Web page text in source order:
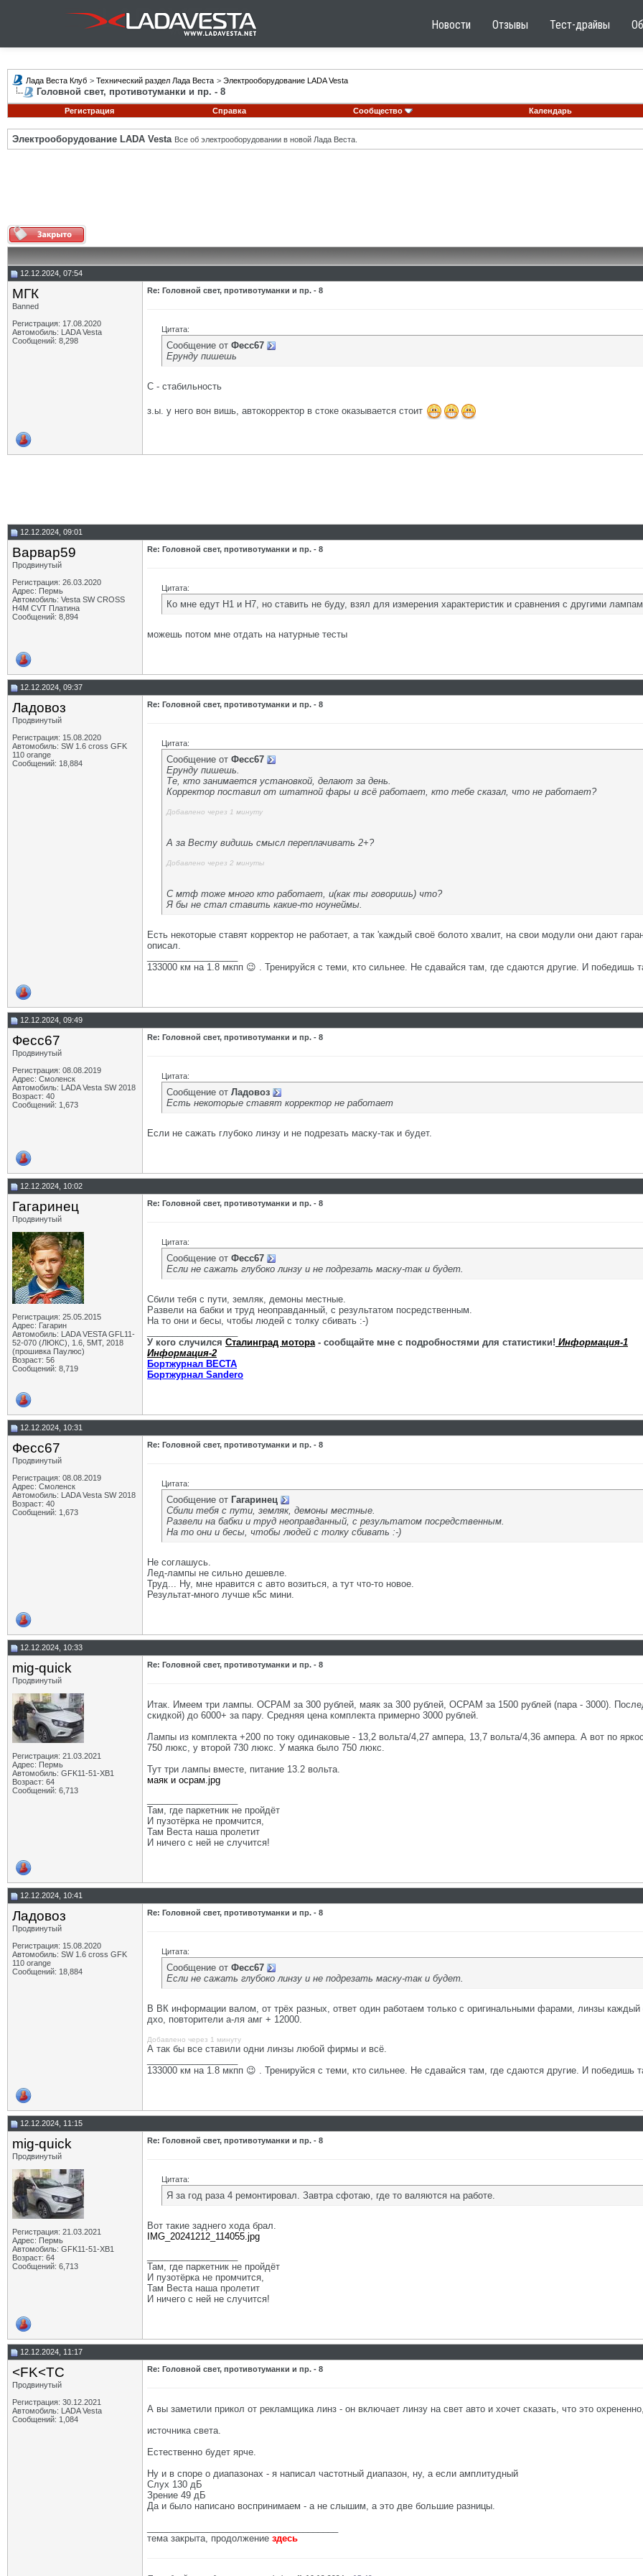
Новости Отзывы Тест-драйвы
Лада Веста Клуб > Технический раздел Лада Веста > Электрооборудование LADA Vesta
Головной свет, противотуманки и пр. - 8
Регистрация
Справка Сообщество Календарь
Электрооборудование LADA Vesta Все об электрооборудовании в новой Лада Веста.
12.12.2024, 07:54
МГК
Banned
Регистрация: 17.08.2020
Автомобиль: LADA Vesta
Сообщений: 8,298
Re: Головной свет, противотуманки и пр. - 8
Цитата:
Сообщение от Фесс67
Ерунду пишешь
С - стабильность
з.ы. у него вон вишь, автокорректор в стоке оказывается стоит
12.12.2024, 09:01
Варвар59
Продвинутый
Регистрация: 26.03.2020
Адрес: Пермь
Автомобиль: Vesta SW CROSS
H4M CVT Платина
Сообщений: 8,894
Re: Головной свет, противотуманки и пр. - 8
Цитата:
Ко мне едут Н1 и Н7, но ставить не буду, взял для измерения характеристик и сравнения с другими
можешь потом мне отдать на натурные тесты
12.12.2024, 09:37
Ладовоз
Продвинутый
Регистрация: 15.08.2020
Автомобиль: SW 1.6 cross GFK
110 orange
Сообщений: 18,884
Re: Головной свет, противотуманки и пр. - 8
Цитата:
Сообщение от Фесс67
Ерунду пишешь.
Те, кто занимается установкой, делают за день.
Корректор поставил от штатной фары и всё работает, кто тебе сказал, что не работает?
Добавлено через 1 минуту
А за Весту видишь смысл переплачивать 2+?
Добавлено через 2 минуты
С мтф тоже много кто работает, и(как ты говоришь) что?
Я бы не стал ставить какие-то ноунеймы.
Есть некоторые ставят корректор не работает, а так 'каждый своё болото хвалит, на свои модули они дают
описал.
133000 км на 1.8 мкпп 😉 . Тренируйся с теми, кто сильнее. Не сдавайся там, где сдаются другие. И победишь
12.12.2024, 09:49
Фесс67
Продвинутый
Регистрация: 08.08.2019
Адрес: Смоленск
Автомобиль: LADA Vesta SW 2018
Возраст: 40
Сообщений: 1,673
Re: Головной свет, противотуманки и пр. - 8
Цитата:
Сообщение от Ладовоз
Есть некоторые ставят корректор не работает
Если не сажать глубоко линзу и не подрезать маску-так и будет.
12.12.2024, 10:02
Гагаринец
Продвинутый
Регистрация: 25.05.2015
Адрес: Гагарин
Автомобиль: LADA VESTA GFL11-
52-070 (ЛЮКС), 1.6, 5МТ, 2018
(прошивка Паулюс)
Возраст: 56
Сообщений: 8,719
Re: Головной свет, противотуманки и пр. - 8
Цитата:
Сообщение от Фесс67
Если не сажать глубоко линзу и не подрезать маску-так и будет.
Сбили тебя с пути, земляк, демоны местные.
Развели на бабки и труд неоправданный, с результатом посредственным.
На то они и бесы, чтобы людей с толку сбивать :-)
У кого случился Сталинград мотора- сообщайте мне с подробностями для статистики! Информация-1
Информация-2
Бортжурнал ВЕСТА
Бортжурнал Sandero
12.12.2024, 10:31
Фесс67
Продвинутый
Регистрация: 08.08.2019
Адрес: Смоленск
Автомобиль: LADA Vesta SW 2018
Возраст: 40
Сообщений: 1,673
Re: Головной свет, противотуманки и пр. - 8
Цитата:
Сообщение от Гагаринец
Сбили тебя с пути, земляк, демоны местные.
Развели на бабки и труд неоправданный, с результатом посредственным.
На то они и бесы, чтобы людей с толку сбивать :-)
Не соглашусь.
Лед-лампы не сильно дешевле.
Труд... Ну, мне нравится с авто возиться, а тут что-то новое.
Результат-много лучше к5с мини.
12.12.2024, 10:33
mig-quick
Продвинутый
Регистрация: 21.03.2021
Адрес: Пермь
Автомобиль: GFK11-51-ХВ1
Возраст: 64
Сообщений: 6,713
Re: Головной свет, противотуманки и пр. - 8
Итак. Имеем три лампы. ОСРАМ за 300 рублей, маяк за 300 рублей, ОСРАМ за 1500 рублей (пара - 3000).
скидкой) до 6000+ за пару. Средняя цена комплекта примерно 3000 рублей.
Лампы из комплекта +200 по току одинаковые - 13,2 вольта/4,27 ампера, 13,7 вольта/4,36 ампера. А вот по
750 люкс, у второй 730 люкс. У маяка было 750 люкс.
Тут три лампы вместе, питание 13.2 вольта.
маяк и осрам.jpg
Там, где паркетник не пройдёт
И пузотёрка не промчится,
Там Веста наша пролетит
И ничего с ней не случится!
12.12.2024, 10:41
Ладовоз
Продвинутый
Регистрация: 15.08.2020
Автомобиль: SW 1.6 cross GFK
110 orange
Сообщений: 18,884
Re: Головной свет, противотуманки и пр. - 8
Цитата:
Сообщение от Фесс67
Если не сажать глубоко линзу и не подрезать маску-так и будет.
В ВК информации валом, от трёх разных, ответ один работаем только с оригинальными фарами, линзы каждый
дхо, повторители а-ля амг + 12000.
Добавлено через 1 минуту
А так бы все ставили одни линзы любой фирмы и всё.
133000 км на 1.8 мкпп 😉 . Тренируйся с теми, кто сильнее. Не сдавайся там, где сдаются другие. И победишь
12.12.2024, 11:15
mig-quick
Продвинутый
Регистрация: 21.03.2021
Адрес: Пермь
Автомобиль: GFK11-51-ХВ1
Возраст: 64
Сообщений: 6,713
Re: Головной свет, противотуманки и пр. - 8
Цитата:
Я за год раза 4 ремонтировал. Завтра сфотаю, где то валяются на работе.
Вот такие заднего хода брал.
IMG_20241212_114055.jpg
Там, где паркетник не пройдёт
И пузотёрка не промчится,
Там Веста наша пролетит
И ничего с ней не случится!
12.12.2024, 11:17
<FK<TC
Продвинутый
Регистрация: 30.12.2021
Автомобиль: LADA Vesta
Сообщений: 1,084
Re: Головной свет, противотуманки и пр. - 8
А вы заметили прикол от рекламщика линз - он включает линзу на свет авто и хочет сказать, что это
источника света.
Естественно будет ярче.
Ну и в споре о диапазонах - я написал частотный диапазон, ну, а если амплитудный
Слух 130 дБ
Зрение 49 дБ
Да и было написано воспринимаем - а не слышим, а это две большие разницы.
тема закрыта, продолжение здесь